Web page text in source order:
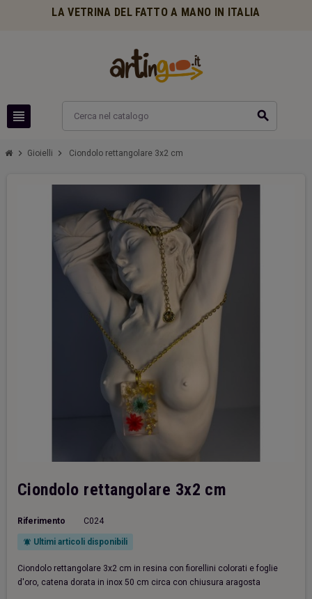
LA VETRINA DEL FATTO A MANO IN ITALIA
view_headline search
chevron_right Gioielli chevron_right Ciondolo rettangolare 3x2 cm
Ciondolo rettangolare 3x2 cm
Riferimento C024
notifications_active Ultimi articoli disponibili
Ciondolo rettangolare 3x2 cm in resina con fiorellini colorati e foglie
d'oro, catena dorata in inox 50 cm circa con chiusura aragosta